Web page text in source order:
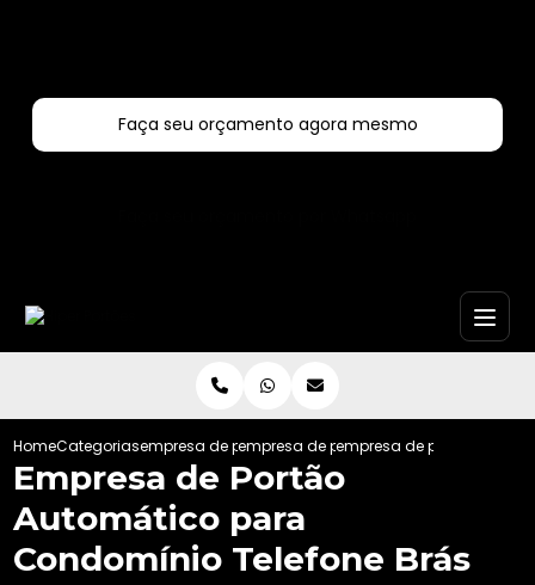
Faça seu orçamento agora mesmo
HomeCategoriasempresa de portoes automaticos
empresa de portao automatico de ferro
empresa de portao
Empresa de Portão
Automático para
Condomínio Telefone Brás